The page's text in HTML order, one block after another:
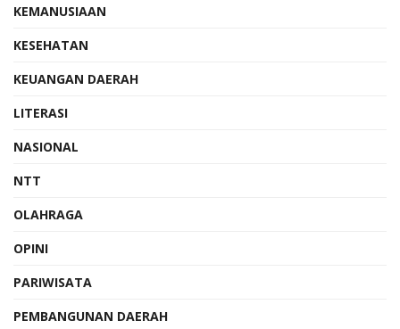
KEMANUSIAAN
KESEHATAN
KEUANGAN DAERAH
LITERASI
NASIONAL
NTT
OLAHRAGA
OPINI
PARIWISATA
PEMBANGUNAN DAERAH